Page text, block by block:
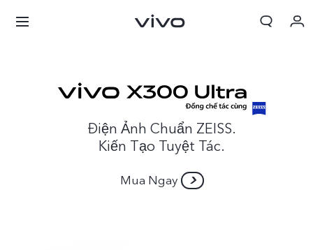
Đặt hàng
Đăng nhập/Đăng ký
Tài khoản của tôi
Điện Ảnh Chuẩn ZEISS.
Kiến Tạo Tuyệt Tác.
Mua Ngay